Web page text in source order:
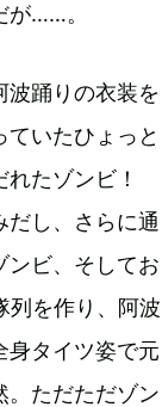
が……。
波踊りの衣装を
いたひょっと
れたゾンビ！
だし、さらに通
ビ、そしてお
列を作り、阿波
身タイツ姿で元
。ただただゾン